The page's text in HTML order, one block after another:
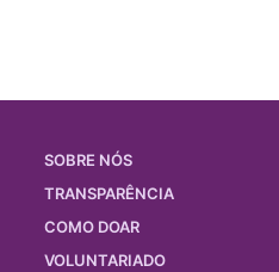
SOBRE NÓS
TRANSPARÊNCIA
COMO DOAR
VOLUNTARIADO